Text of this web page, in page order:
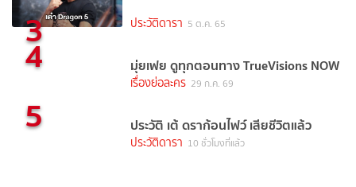
3 ประวัติดารา 5 ต.ค. 65
4 มุ่ยเฟย ดูทุกตอนทาง TrueVisions NOW
เรื่องย่อละคร 29 ก.ค. 69
5 ประวัติ เต้ ดราก้อนไฟว์ เสียชีวิตแล้ว
ประวัติดารา 10 ชั่วโมงที่แล้ว